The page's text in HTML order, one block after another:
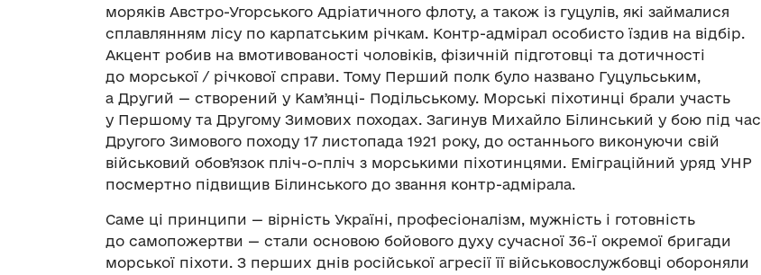
моряків Австро-Угорського Адріатичного флоту, а також із гуцулів, які займалися
сплавлянням лісу по карпатським річкам. Контр-адмірал особисто їздив на відбір.
Акцент робив на вмотивованості чоловіків, фізичній підготовці та дотичності
до морської / річкової справи. Тому Перший полк було названо Гуцульським,
а Другий — створений у Камʼянці- Подільському. Морські піхотинці брали участь
у Першому та Другому Зимових походах. Загинув Михайло Білинський у бою під час
Другого Зимового походу 17 листопада 1921 року, до останнього виконуючи свій
військовий обовʼязок пліч-о-пліч з морськими піхотинцями. Еміграційний уряд УНР
посмертно підвищив Білинського до звання контр-адмірала.
Саме ці принципи — вірність Україні, професіоналізм, мужність і готовність
до самопожертви — стали основою бойового духу сучасної 36-ї окремої бригади
морської піхоти. З перших днів російської агресії її військовослужбовці обороняли